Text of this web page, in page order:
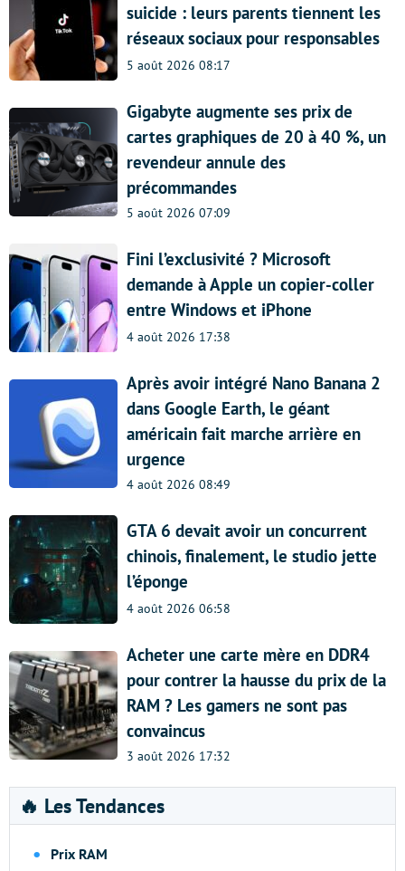
suicide : leurs parents tiennent les
réseaux sociaux pour responsables
5 août 2026 08:17
Gigabyte augmente ses prix de
cartes graphiques de 20 à 40 %, un
revendeur annule des
précommandes
5 août 2026 07:09
Fini l’exclusivité ? Microsoft
demande à Apple un copier-coller
entre Windows et iPhone
4 août 2026 17:38
Après avoir intégré Nano Banana 2
dans Google Earth, le géant
américain fait marche arrière en
urgence
4 août 2026 08:49
GTA 6 devait avoir un concurrent
chinois, finalement, le studio jette
l’éponge
4 août 2026 06:58
Acheter une carte mère en DDR4
pour contrer la hausse du prix de la
RAM ? Les gamers ne sont pas
convaincus
3 août 2026 17:32
🔥 Les Tendances
Prix RAM